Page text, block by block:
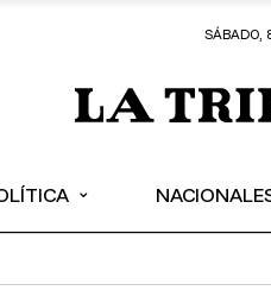
SÁBADO,
⌄